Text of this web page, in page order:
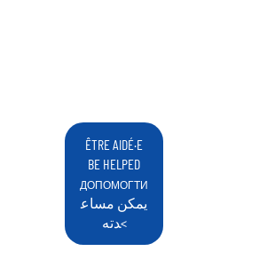
ÊTRE AIDÉ·E
BE HELPED
ДОПОМОГТИ
يمكن مساع
دته<